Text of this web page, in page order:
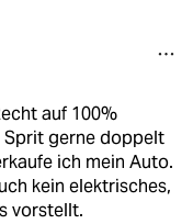
auf 100%
Sprit gerne doppelt
ich mein Auto.
kein elektrisches,
vorstellt.